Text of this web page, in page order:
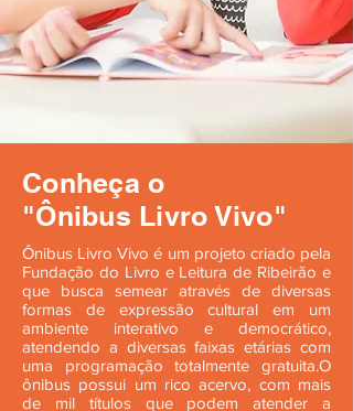
Conheça o
"Ônibus Livro Vivo"
Ônibus Livro Vivo é um projeto criado pela
Fundação do Livro e Leitura de Ribeirão e
que busca semear através de diversas
formas de expressão cultural em um
ambiente interativo e democrático,
atendendo a diversas faixas etárias com
uma programação totalmente gratuita.O
ônibus possui um rico acervo, com mais
de mil títulos que podem atender a